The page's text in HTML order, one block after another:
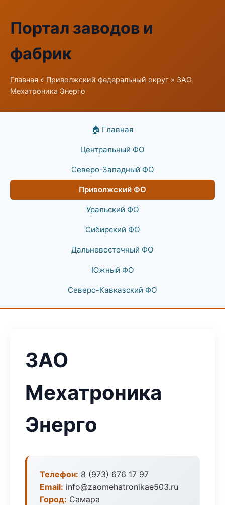
Портал заводов и
фабрик
Главная » Приволжский федеральный округ » ЗАО
Мехатроника Энерго
🏠 Главная
Центральный ФО
Северо-Западный ФО
Приволжский ФО
Уральский ФО
Сибирский ФО
Дальневосточный ФО
Южный ФО
Северо-Кавказский ФО
ЗАО
Мехатроника
Энерго
Телефон: 8 (973) 676 17 97
Email: info@zaomehatronikae503.ru
Город: Самара